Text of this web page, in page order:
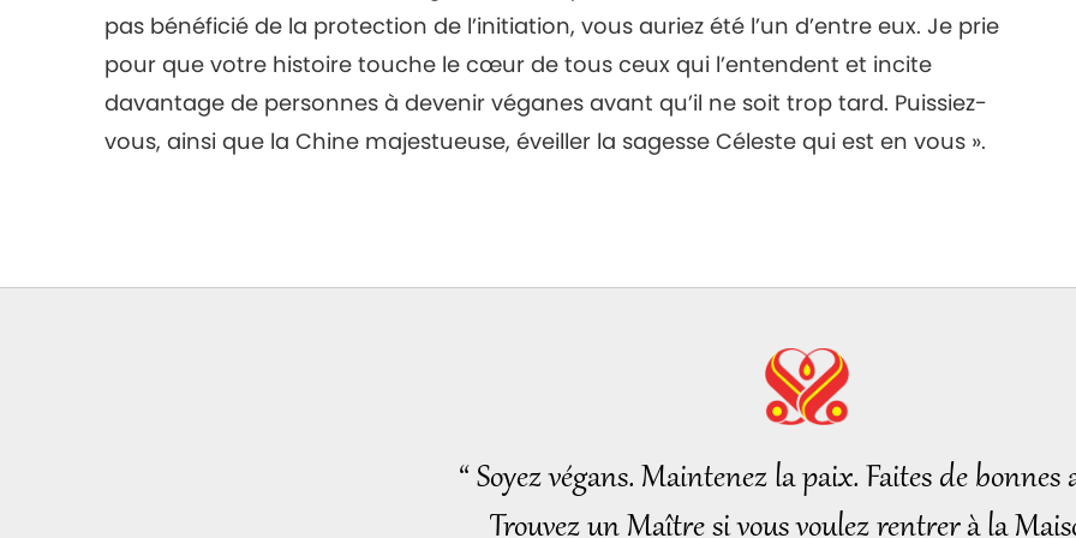
pas bénéficié de la protection de l’initiation, vous auriez été l’un d’entre eux. Je prie
pour que votre histoire touche le cœur de tous ceux qui l’entendent et incite
davantage de personnes à devenir véganes avant qu’il ne soit trop tard. Puissiez-
vous, ainsi que la Chine majestueuse, éveiller la sagesse Céleste qui est en vous ».
“ Soyez végans. Maintenez la paix. Faites de bonnes
Trouvez un Maître si vous voulez rentrer à la